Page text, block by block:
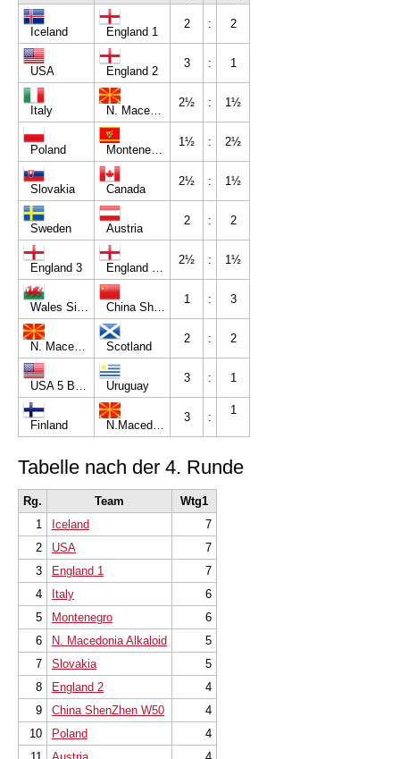
Iceland England 1
2 : 2
USA England 2
3 : 1
Italy N. Macedonia Alkaloid
2½ : 1½
Poland Montenegro
1½ : 2½
Slovakia Canada
2½ : 1½
Sweden Austria
2 : 2
England 3 England W50
2½ : 1½
Wales Silures China ShenZhen W50
1 : 3
N. Macedonia Blind *) Scotland
2 : 2
USA 5 Brothers Uruguay
3 : 1
Finland N.Macedonia W50
3 :
1
Tabelle nach der 4. Runde
Rg. Team
Wtg1
1
Iceland
7
2
USA
7
3
England 1
7
4
Italy
6
5
Montenegro
6
6
N. Macedonia Alkaloid
5
7
Slovakia
5
8
England 2
4
9
China ShenZhen W50
4
10
Poland
4